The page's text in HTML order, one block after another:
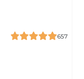
657